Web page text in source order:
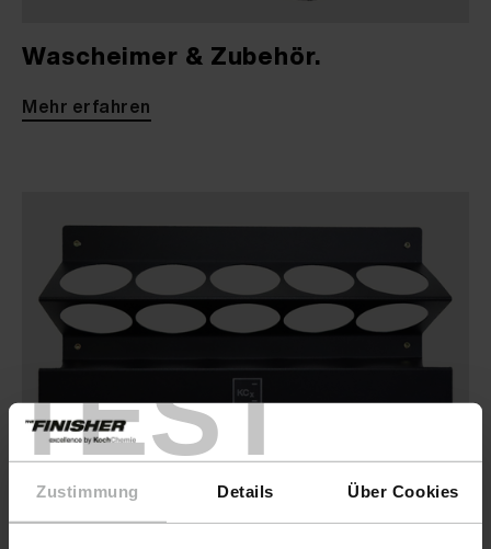
TEST
Zustimmung Details Über Cookies
Wascheimer & Zubehör.
Mehr erfahren
Halterungen & Aufbewahrung.
Mehr erfahren